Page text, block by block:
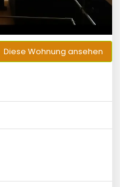
Diese Wohnung ansehen